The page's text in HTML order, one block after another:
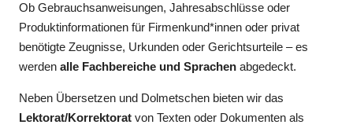
Ob Gebrauchsanweisungen, Jahresabschlüsse oder
Produktinformationen für Firmenkund*innen oder privat
benötigte Zeugnisse, Urkunden oder Gerichtsurteile – es
werden alle Fachbereiche und Sprachen abgedeckt.
Neben Übersetzen und Dolmetschen bieten wir das
Lektorat/Korrektorat von Texten oder Dokumenten als